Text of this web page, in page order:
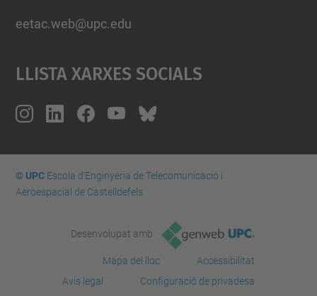
eetac.web@upc.edu
Llista Xarxes Socials
© UPCEscola d'Enginyeria de Telecomunicació i
Aeroespacial de Castelldefels
Desenvolupat amb
Mapa del lloc
Accessibilitat
Avís legal
Configuració de privadesa